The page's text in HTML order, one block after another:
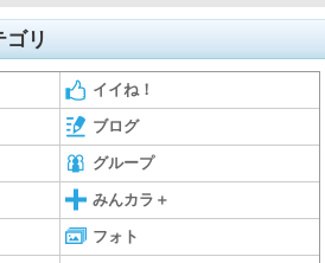
リ
イイね！
ブログ
グループ
みんカラ＋
フォト